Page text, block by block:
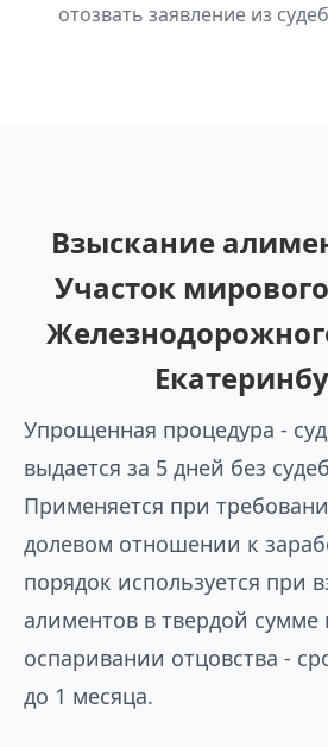
отозвать заявление из
Взыскание
Участок
Упрощенная процедура -
выдается за 5 дней без
Применяется при
долевом отношении к
порядок используется при
алиментов в твердой сумме
оспаривании отцовства -
до 1 месяца.